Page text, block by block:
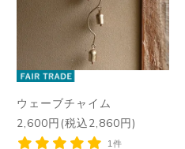
ウェーブチャイム
2,600円(税込2,860円)
1件